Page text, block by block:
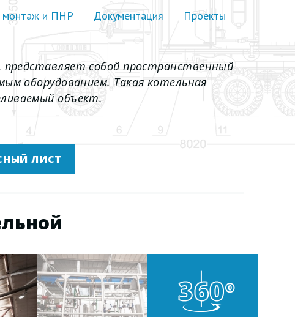
монтаж и ПНР Документация Проекты
представляет собой пространственный
оборудованием. Такая котельная
объект.
ЛИСТ